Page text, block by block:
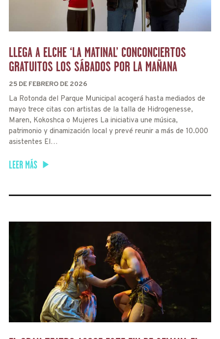
LLEGA A ELCHE ‘LA MATINAL’ CONCONCIERTOS
GRATUITOS LOS SÁBADOS POR LA MAÑANA
25 DE FEBRERO DE 2026
La Rotonda del Parque Municipal acogerá hasta mediados de
mayo trece citas con artistas de la talla de Hidrogenesse,
Maren, Kokoshca o Mujeres La iniciativa une música,
patrimonio y dinamización local y prevé reunir a más de 10.000
asistentes El…
LEER MÁS